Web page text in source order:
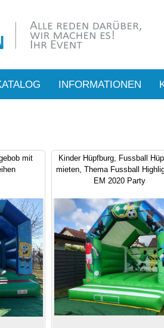
INFORMATIONEN
mit
Kinder Hüpfburg, Fussball
mieten, Thema Fussball
EM 2020 Party